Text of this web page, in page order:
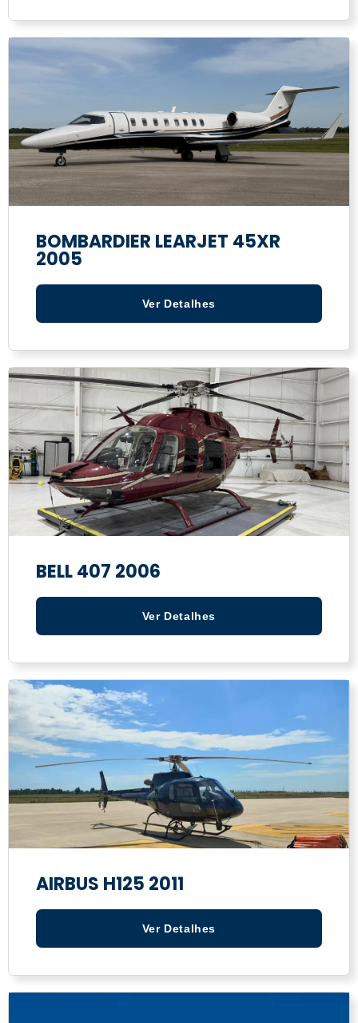
BOMBARDIER LEARJET 45XR
2005
Ver Detalhes
BELL 407 2006
Ver Detalhes
AIRBUS H125 2011
Ver Detalhes